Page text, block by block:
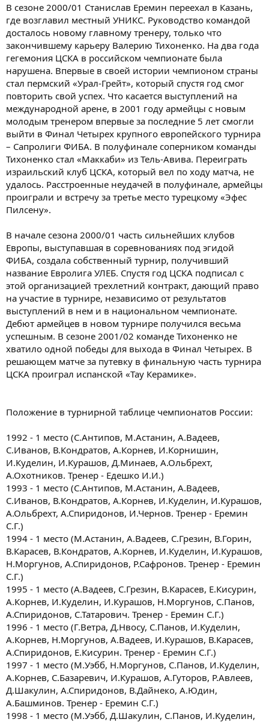
В сезоне 2000/01 Станислав Еремин переехал в Казань,
где возглавил местный УНИКС. Руководство командой
досталось новому главному тренеру, только что
закончившему карьеру Валерию Тихоненко. На два года
гегемония ЦСКА в российском чемпионате была
нарушена. Впервые в своей истории чемпионом страны
стал пермский «Урал-Грейт», который спустя год смог
повторить свой успех. Что касается выступлений на
международной арене, в 2001 году армейцы с новым
молодым тренером впервые за последние 5 лет смогли
выйти в Финал Четырех крупного европейского турнира
– Сапролиги ФИБА. В полуфинале соперником команды
Тихоненко стал «Маккаби» из Тель-Авива. Переиграть
израильский клуб ЦСКА, который вел по ходу матча, не
удалось. Расстроенные неудачей в полуфинале, армейцы
проиграли и встречу за третье место турецкому «Эфес
Пилсену».
В начале сезона 2000/01 часть сильнейших клубов
Европы, выступавшая в соревнованиях под эгидой
ФИБА, создала собственный турнир, получивший
название Евролига УЛЕБ. Спустя год ЦСКА подписал с
этой организацией трехлетний контракт, дающий право
на участие в турнире, независимо от результатов
выступлений в нем и в национальном чемпионате.
Дебют армейцев в новом турнире получился весьма
успешным. В сезоне 2001/02 команде Тихоненко не
хватило одной победы для выхода в Финал Четырех. В
решающем матче за путевку в финальную часть турнира
ЦСКА проиграл испанской «Тау Керамике».
Положение в турнирной таблице чемпионатов России:
1992 - 1 место (С.Антипов, М.Астанин, А.Вадеев,
С.Иванов, В.Кондратов, А.Корнев, И.Корнишин,
И.Куделин, И.Курашов, Д.Минаев, А.Ольбрехт,
А.Охотников. Тренер - Едешко И.И.)
1993 - 1 место (С.Антипов, М.Астанин, А.Вадеев,
С.Иванов, В.Кондратов, А.Корнев, И.Куделин, И.Курашов,
А.Ольбрехт, А.Спиридонов, И.Чернов. Тренер - Еремин
С.Г.)
1994 - 1 место (М.Астанин, А.Вадеев, С.Грезин, В.Горин,
В.Карасев, В.Кондратов, А.Корнев, И.Куделин, И.Курашов,
Н.Моргунов, А.Спиридонов, Р.Сафронов. Тренер - Еремин
С.Г.)
1995 - 1 место (А.Вадеев, С.Грезин, В.Карасев, Е.Кисурин,
А.Корнев, И.Куделин, И.Курашов, Н.Моргунов, С.Панов,
А.Спиридонов, С.Татарович. Тренер - Еремин С.Г.)
1996 - 1 место (Г.Ветра, Д.Нвосу, С.Панов, И.Куделин,
А.Корнев, Н.Моргунов, А.Вадеев, И.Курашов, В.Карасев,
А.Спиридонов, Е.Кисурин. Тренер - Еремин С.Г.)
1997 - 1 место (М.Уэбб, Н.Моргунов, С.Панов, И.Куделин,
А.Корнев, С.Базаревич, И.Курашов, А.Гуторов, Р.Авлеев,
Д.Шакулин, А.Спиридонов, В.Дайнеко, А.Юдин,
А.Башминов. Тренер - Еремин С.Г.)
1998 - 1 место (М.Уэбб, Д.Шакулин, С.Панов, И.Куделин,